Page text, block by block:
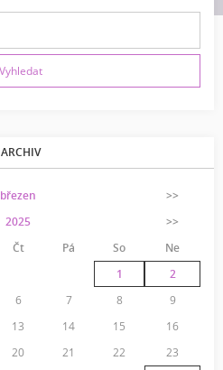
ARCHIV
březen
>>
2025
>>
Čt Pá So
Ne
1
2
6 7 8
9
13 14 15
16
20 21 22
23